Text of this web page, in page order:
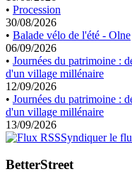
• Procession
30/08/2026
• Balade vélo de l'été - Olne
06/09/2026
• Journées du patrimoine :
d'un village millénaire
12/09/2026
• Journées du patrimoine :
d'un village millénaire
13/09/2026
Syndiquer le
BetterStreet